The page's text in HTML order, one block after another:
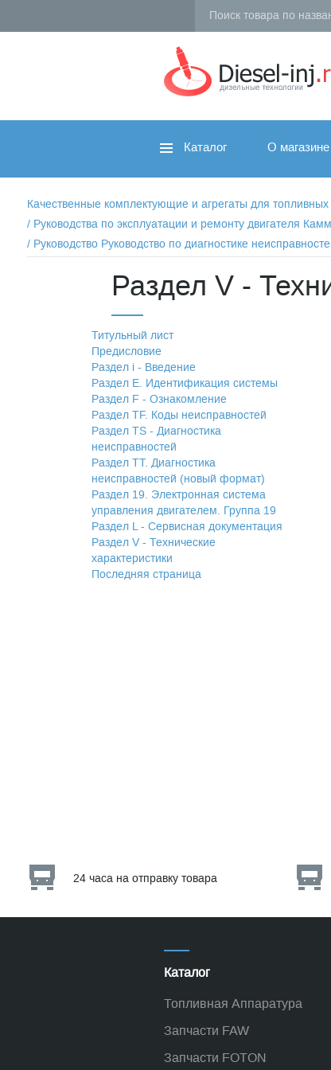
Каталог О магазине
Качественные комплектующие и агрегаты для
/ Руководства по эксплуатации и ремонту двигателя
/ Руководство Руководство по диагностике
Раздел V -
Титульный лист
Предисловие
Раздел i - Введение
Раздел Е. Идентификация системы
Раздел F - Ознакомление
Раздел TF. Коды неисправностей
Раздел TS - Диагностика
неисправностей
Раздел TТ. Диагностика
неисправностей (новый формат)
Раздел 19. Электронная система
управления двигателем. Группа 19
Раздел L - Сервисная документация
Раздел V - Технические
характеристики
Последняя страница
24 часа на отправку товара
Каталог
Топливная Аппаратура
Запчасти FAW
Запчасти FOTON